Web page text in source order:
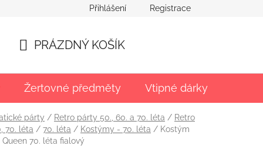
Přihlášení Registrace
KOŠÍK
PRÁZDNÝ KOŠÍK
Žertovné předměty Vtipné dárky
párty / Retro párty 50., 60. a 70. léta / Retro
70. léta / 70. léta / Kostýmy - 70. léta / Kostým
Queen 70. léta fialový